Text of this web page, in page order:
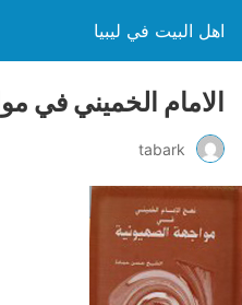
اهل البيت في ليبيا
الامام الخميني في
tabark